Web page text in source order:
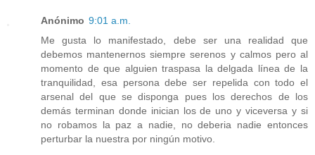
Anónimo 9:01 a.m.
Me gusta lo manifestado, debe ser una realidad que
debemos mantenernos siempre serenos y calmos pero al
momento de que alguien traspasa la delgada línea de la
tranquilidad, esa persona debe ser repelida con todo el
arsenal del que se disponga pues los derechos de los
demás terminan donde inician los de uno y viceversa y si
no robamos la paz a nadie, no deberia nadie entonces
perturbar la nuestra por ningún motivo.